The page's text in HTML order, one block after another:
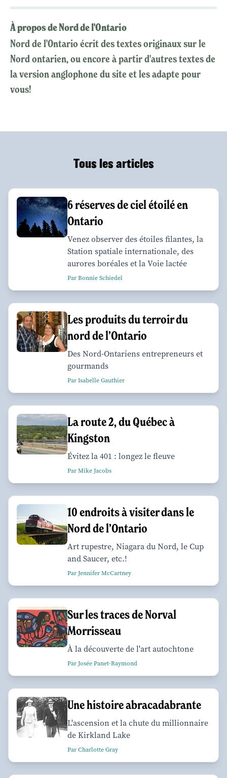
À propos de Nord de l'Ontario
Nord de l'Ontario écrit des textes originaux sur le
Nord ontarien, ou encore à partir d'autres textes de
la version anglophone du site et les adapte pour
vous!
Tous les articles
6 réserves de ciel étoilé en
Ontario
Venez observer des étoiles filantes, la
Station spatiale internationale, des
aurores boréales et la Voie lactée
Par Bonnie Schiedel
Les produits du terroir du
nord de l’Ontario
Des Nord-Ontariens entrepreneurs et
gourmands
Par Isabelle Gauthier
La route 2, du Québec à
Kingston
Évitez la 401 : longez le fleuve
Par Mike Jacobs
10 endroits à visiter dans le
Nord de l’Ontario
Art rupestre, Niagara du Nord, le Cup
and Saucer, etc.!
Par Jennifer McCartney
Sur les traces de Norval
Morrisseau
À la découverte de l'art autochtone
Par Josée Panet-Raymond
Une histoire abracadabrante
L'ascension et la chute du millionnaire
de Kirkland Lake
Par Charlotte Gray